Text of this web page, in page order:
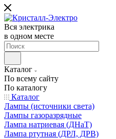
Вся электрика
в одном месте
Каталог
По всему сайту
По каталогу
Каталог
Лампы (источники света)
Лампы газоразрядные
Лампа натриевая (ДНаТ)
Лампа ртутная (ДРЛ, ДРВ)